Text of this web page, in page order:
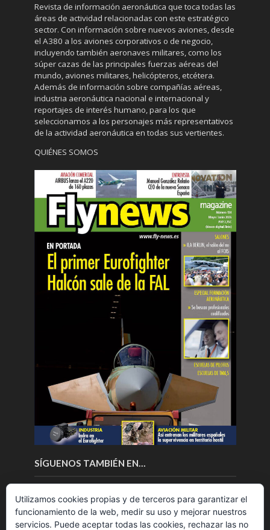
Revista de información aeronáutica que toca todas las
áreas de actividad relacionadas con este estratégico
sector. Con información sobre nuevos aviones, desde
el A380 a los aviones corporativos o de negocio,
incluyendo también aeronaves militares, como los
súper cazas de las principales fuerzas aéreas del
mundo, aviones militares, helicópteros, etcétera.
Además de información sobre compañías aéreas,
industria aeronáutica nacional e internacional y
reportajes de interés humano, para los que
seleccionamos a los personajes más representativos
de la actividad aeronáutica en todas sus vertientes.
QUIÉNES SOMOS
SÍGUENOS TAMBIÉN EN…
Utilizamos cookies propias y de terceros para garantizar el
funcionamiento de la web, medir su uso y mejorar nuestros
servicios. Puede aceptar todas las cookies, rechazar las no